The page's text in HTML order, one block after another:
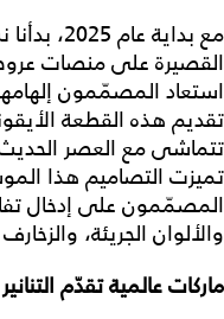
مع بداية
استعاد المصمّمون
تقديم هذه القطعة
تتماشى مع العصر
تميزت التصاميم هذا
المصمّمون على إدخال
والألوان الجريئة،
ماركات عالمية تقدّم التنانير